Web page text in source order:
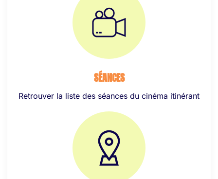
SÉANCES
Retrouver la liste des séances du cinéma itinérant